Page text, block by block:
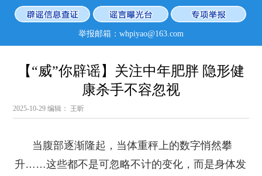
举报邮箱：whpiyao@163.com
【“威”你辟谣】关注中年肥胖 隐形健
康杀手不容忽视
2025-10-29编辑： 王昕
当腹部逐渐隆起，当体重秤上的数字悄然攀
升……这些都不是可忽略不计的变化，而是身体发